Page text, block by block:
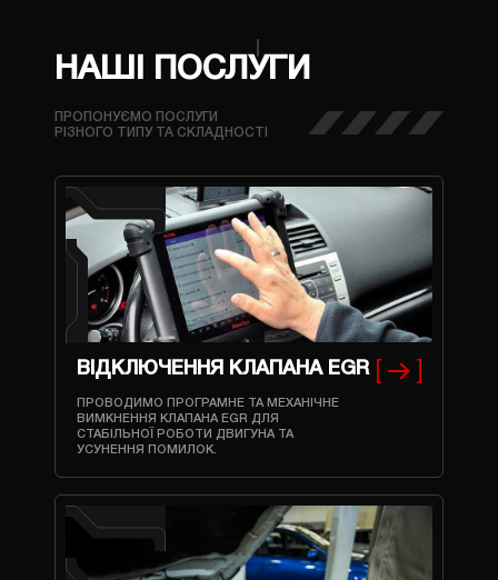
НАШІ ПОСЛУГИ
ПРОПОНУЄМО ПОСЛУГИ
РІЗНОГО ТИПУ ТА СКЛАДНОСТІ
ВІДКЛЮЧЕННЯ КЛАПАНА EGR
ПРОВОДИМО ПРОГРАМНЕ ТА МЕХАНІЧНЕ
ВИМКНЕННЯ КЛАПАНА EGR ДЛЯ
СТАБІЛЬНОЇ РОБОТИ ДВИГУНА ТА
УСУНЕННЯ ПОМИЛОК.